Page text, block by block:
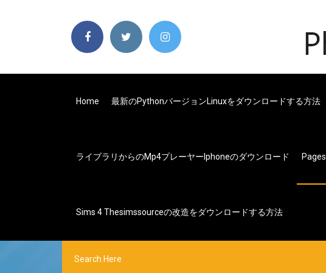
Home 最新のpythonバージョンlinuxをダウンロードする方法
ライブラリからのmp4プレーヤーiphoneのダウンロード Pages
Sims 4 Thesimssourceの改造をダウンロードする方法